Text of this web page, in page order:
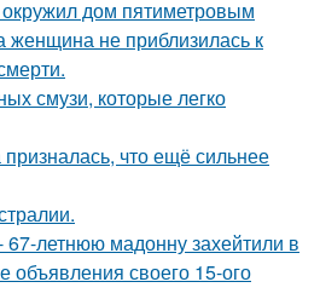
дом пятиметровым
женщина не приблизилась к
смузи, которые легко
что ещё сильнее
летнюю мадонну захейтили в
объявления своего 15-ого